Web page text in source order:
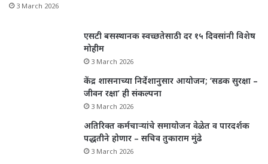
3 March 2026
एसटी बसस्थानक स्वच्छतेसाठी दर १५ दिवसांनी विशेष
मोहीम
3 March 2026
केंद्र शासनाच्या निर्देशानुसार आयोजन; ‘सडक सुरक्षा –
जीवन रक्षा’ ही संकल्पना
3 March 2026
अतिरिक्त कर्मचाऱ्यांचे समायोजन वेळेत व पारदर्शक
पद्धतीने होणार – सचिव तुकाराम मुंढे
3 March 2026